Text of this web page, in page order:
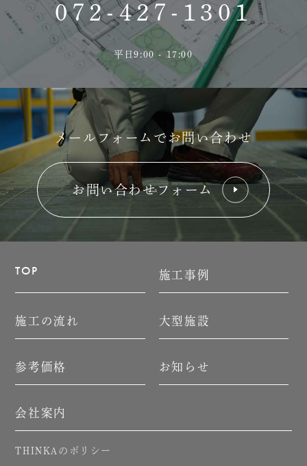
072-427-1301
平日9:00 - 17:00
メールフォームでお問い合わせ
お問い合わせフォーム
TOP 施工事例
施工の流れ 大型施設
参考価格 お知らせ
会社案内
THINKA のポリシー